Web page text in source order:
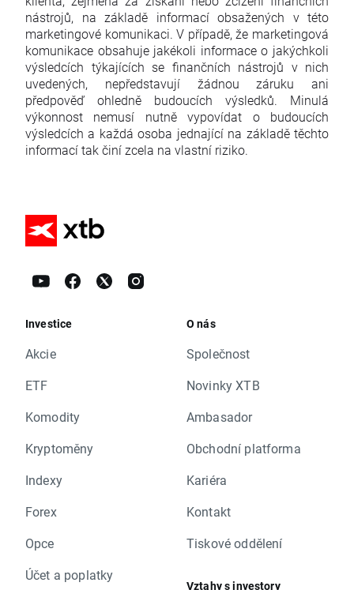
nástrojů, na základě informací obsažených v této
marketingové komunikaci. V případě, že marketingová
komunikace obsahuje jakékoli informace o jakýchkoli
výsledcích týkajících se finančních nástrojů v nich
uvedených, nepředstavují žádnou záruku ani
předpověď ohledně budoucích výsledků. Minulá
výkonnost nemusí nutně vypovídat o budoucích
výsledcích a každá osoba jednající na základě těchto
informací tak činí zcela na vlastní riziko.
Investice
Akcie
ETF
Komodity
Kryptoměny
Indexy
Forex
Opce
Účet a poplatky
O nás
Společnost
Novinky XTB
Ambasador
Obchodní platforma
Kariéra
Kontakt
Tiskové oddělení
Vztahy s investory